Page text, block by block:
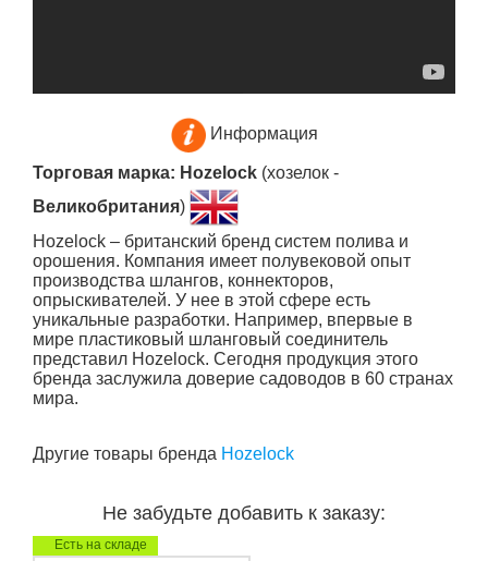
Информация
Торговая марка: Hozelock (хозелок -
Великобритания)
Hozelock – британский бренд систем полива и
орошения. Компания имеет полувековой опыт
производства шлангов, коннекторов,
опрыскивателей. У нее в этой сфере есть
уникальные разработки. Например, впервые в
мире пластиковый шланговый соединитель
представил Hozelock. Сегодня продукция этого
бренда заслужила доверие садоводов в 60 странах
мира.
Другие товары бренда Hozelock
Не забудьте добавить к заказу:
Есть на складе